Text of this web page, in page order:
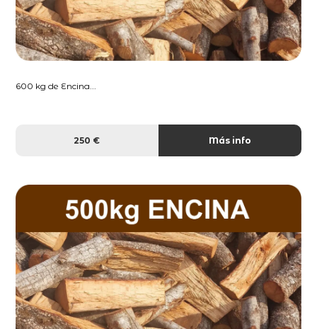
600 kg de Encina...
250 € Más info